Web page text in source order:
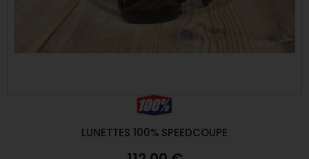
LUNETTES 100% SPEEDCOUPE